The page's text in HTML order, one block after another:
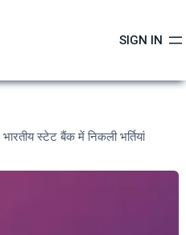
SIGN IN
भारतीय स्टेट बैंक में निकली भर्तियां